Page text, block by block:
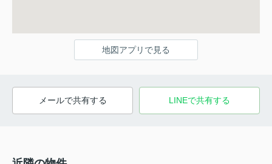
地図アプリで見る
メールで共有する LINEで共有する